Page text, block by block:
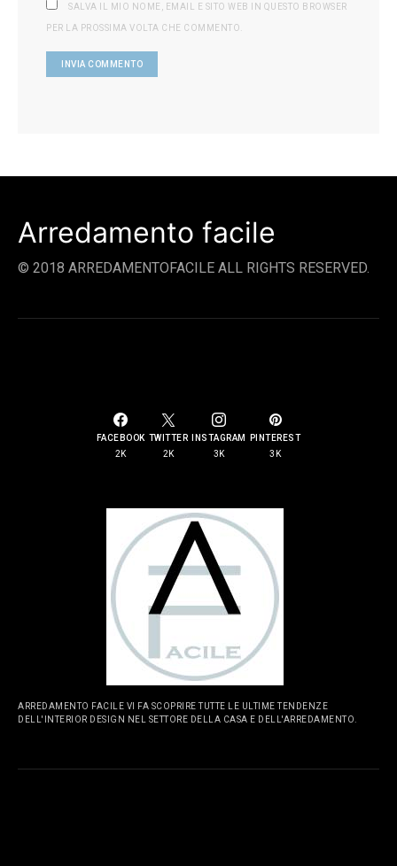
SALVA IL MIO NOME, EMAIL E SITO WEB IN QUESTO BROWSER
PER LA PROSSIMA VOLTA CHE COMMENTO.
Arredamento facile
© 2018 ARREDAMENTOFACILE ALL RIGHTS RESERVED.
FACEBOOK
2K
TWITTER
2K
INSTAGRAM
3K
PINTEREST
3K
ARREDAMENTO FACILE VI FA SCOPRIRE TUTTE LE ULTIME TENDENZE
DELL'INTERIOR DESIGN NEL SETTORE DELLA CASA E DELL'ARREDAMENTO.